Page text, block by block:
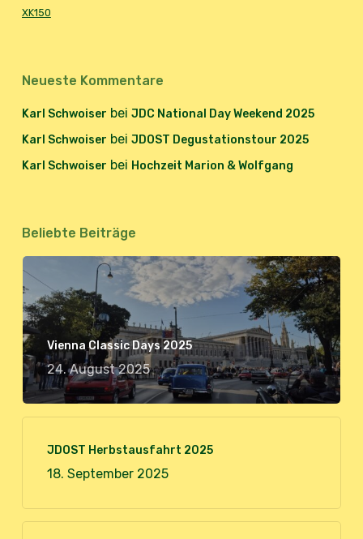
XK150
Neueste Kommentare
Karl Schwoiser bei JDC National Day Weekend 2025
Karl Schwoiser bei JDOST Degustationstour 2025
Karl Schwoiser bei Hochzeit Marion & Wolfgang
Beliebte Beiträge
Vienna Classic Days 2025
24. August 2025
JDOST Herbstausfahrt 2025
18. September 2025